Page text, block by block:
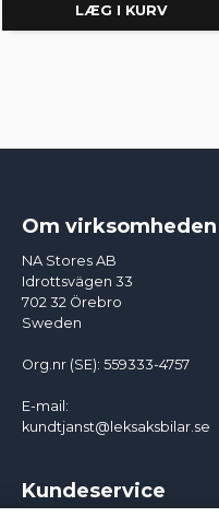
LÆG I KURV
Om virksomheden
NA Stores AB
Idrottsvägen 33
702 32 Örebro
Sweden
Org.nr (SE): 559333-4757
E-mail:
kundtjanst@leksaksbilar.se
Kundeservice